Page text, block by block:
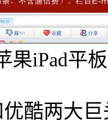
果iPad平
酷两大巨